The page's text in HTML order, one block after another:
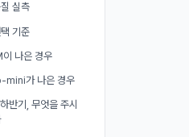
실측
기준
나은 경우
가 나은 경우
반기, 무엇을 주시